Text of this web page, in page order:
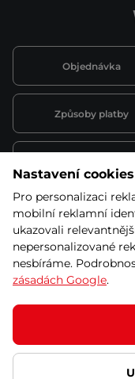
Objednávka
Způsoby platby
Půjčovna
obchodní
© 2026 SEVEN SPORT
Podle zákona o evidenci
kupujícímu účtenku.
Zároveň je povinen
případě technického
Nastavení cookies
Pro personalizaci
mobilní reklamní
ukazovali
nepersonalizované
nesbíráme.
zásadách Google.